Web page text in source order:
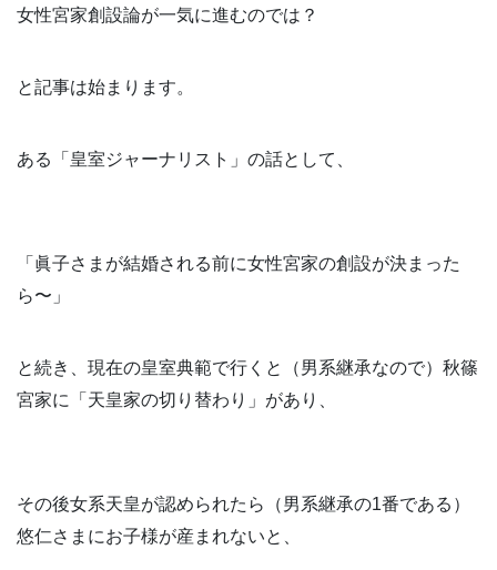
女性宮家創設論が一気に進むのでは？
と記事は始まります。
ある「皇室ジャーナリスト」の話として、
「眞子さまが結婚される前に女性宮家の創設が決まった
ら〜」
と続き、現在の皇室典範で行くと（男系継承なので）秋篠
宮家に「天皇家の切り替わり」があり、
その後女系天皇が認められたら（男系継承の1番である）
悠仁さまにお子様が産まれないと、